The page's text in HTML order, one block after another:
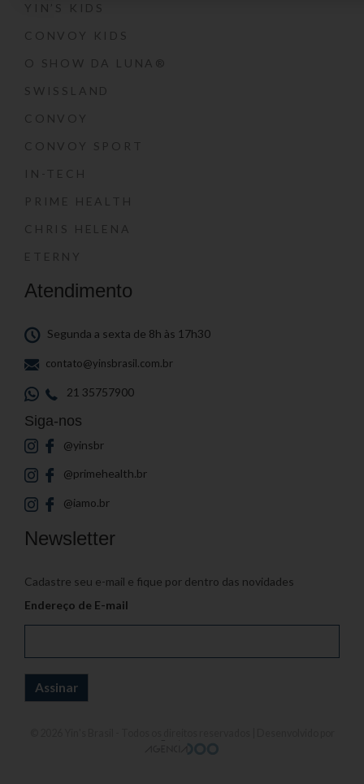
YIN’S KIDS
CONVOY KIDS
O SHOW DA LUNA®
SWISSLAND
CONVOY
CONVOY SPORT
IN-TECH
PRIME HEALTH
CHRIS HELENA
ETERNY
Atendimento
Segunda a sexta de 8h às 17h30
contato@yinsbrasil.com.br
21 35757900
Siga-nos
@yinsbr
@primehealth.br
@iamo.br
Newsletter
Cadastre seu e-mail e fique por dentro das novidades
Endereço de E-mail